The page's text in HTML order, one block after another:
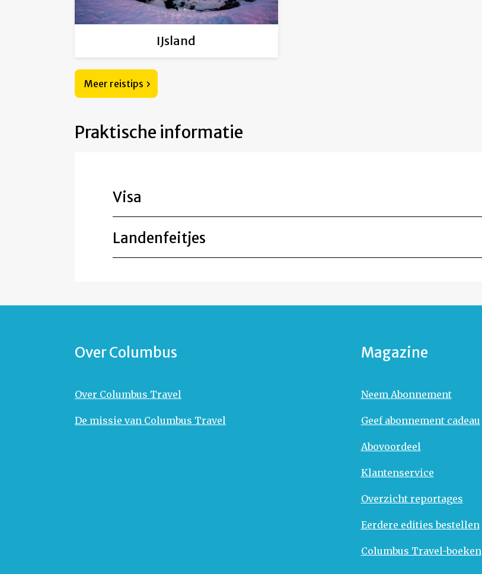
IJsland
Meer reistips
Praktische informatie
Visa
Landenfeitjes
Over Columbus
Over Columbus Travel
De missie van Columbus Travel
Magazine
Neem Abonnement
Geef abonnement cadeau
Abovoordeel
Klantenservice
Overzicht reportages
Eerdere edities bestellen
Columbus Travel-boeken